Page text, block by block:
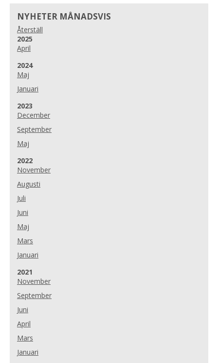
NYHETER MÅNADSVIS
Återställ
År:
2025
April
År:
2024
Maj
Januari
År:
2023
December
September
Maj
År:
2022
November
Augusti
Juli
Juni
Maj
Mars
Januari
År:
2021
November
September
Juni
April
Mars
Januari